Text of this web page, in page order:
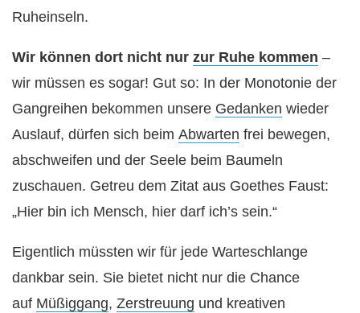
Ruheinseln.
Wir können dort nicht nur zur Ruhe kommen –
wir müssen es sogar! Gut so: In der Monotonie der
Gangreihen bekommen unsere Gedanken wieder
Auslauf, dürfen sich beim Abwarten frei bewegen,
abschweifen und der Seele beim Baumeln
zuschauen. Getreu dem Zitat aus Goethes Faust:
„Hier bin ich Mensch, hier darf ich’s sein.“
Eigentlich müssten wir für jede Warteschlange
dankbar sein. Sie bietet nicht nur die Chance
auf Müßiggang, Zerstreuung und kreativen